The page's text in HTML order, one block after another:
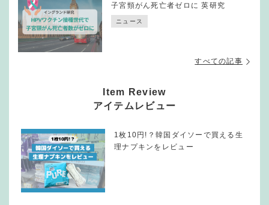
子宮頸がん死亡者ゼロに 英研究
ニュース
すべての記事
Item Review
アイテムレビュー
1枚10円!？韓国ダイソーで買える生
理ナプキンをレビュー